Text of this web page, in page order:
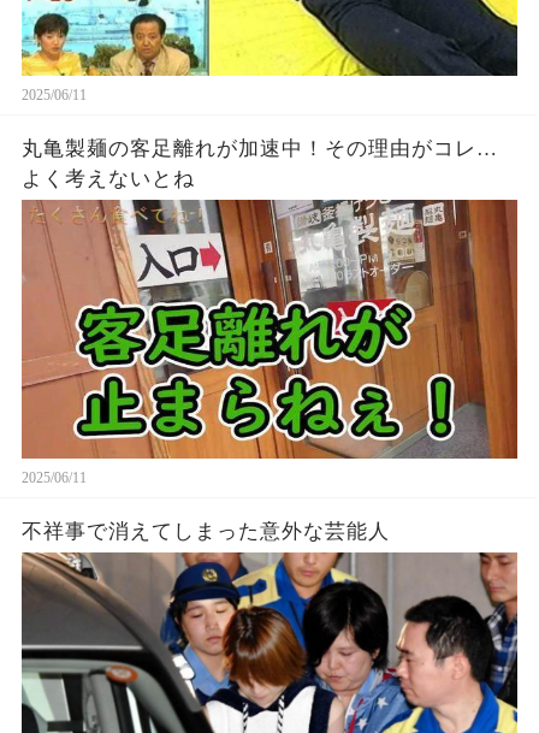
2025/06/11
丸亀製麺の客足離れが加速中！その理由がコレ…
よく考えないとね
2025/06/11
不祥事で消えてしまった意外な芸能人